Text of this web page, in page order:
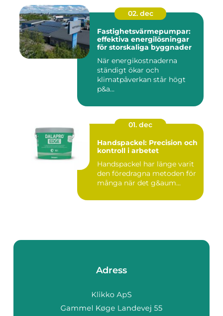
02. dec
Fastighetsvärmepumpar:
effektiva energilösningar
för storskaliga byggnader
När energikostnaderna
ständigt ökar och
klimatpåverkan står högt
p&a...
01. dec
Handspackel: Precision och
kontroll i arbetet
Handspackel har länge varit
den föredragna metoden för
många när det g&aum...
Adress